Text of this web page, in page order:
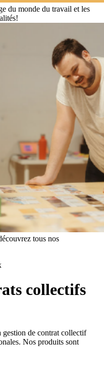
du monde du travail et les
tous nos
collectifs
gestion de contrat collectif
Nos produits sont